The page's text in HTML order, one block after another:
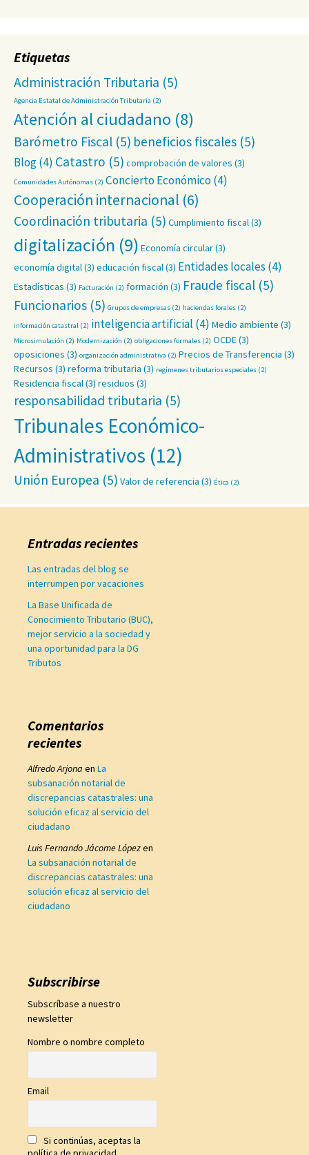
Etiquetas
Administración Tributaria (5)
Agencia Estatal de Administración Tributaria (2)
Atención al ciudadano (8)
Barómetro Fiscal (5) beneficios fiscales (5)
Blog(4) Catastro (5) comprobación de valores (3)
Comunidades Autónomas (2) Concierto Económico(4)
Cooperación internacional (6)
Coordinación tributaria (5) Cumplimiento fiscal(3)
digitalización (9) Economía circular(3)
economía digital(3) educación fiscal(3) Entidades locales (4)
Estadísticas (3) Facturación (2) formación (3) Fraude fiscal (5)
Funcionarios (5) Grupos de empresas (2) haciendas forales (2)
información catastral (2) inteligencia artificial (4) Medio ambiente (3)
Microsimulación (2) Modernización (2) obligaciones formales (2) OCDE(3)
oposiciones (3) organización administrativa (2) Precios de Transferencia (3)
Recursos (3) reforma tributaria (3) regímenes tributarios especiales (2)
Residencia fiscal(3) residuos (3)
responsabilidad tributaria (5)
Tribunales Económico-
Administrativos (12)
Unión Europea (5) Valor de referencia (3) Ética (2)
Entradas recientes
Las entradas del blog se
interrumpen por vacaciones
La Base Unificada de
Conocimiento Tributario (BUC),
mejor servicio a la sociedad y
una oportunidad para la DG
Tributos
Comentarios
recientes
Alfredo Arjona en La
subsanación notarial de
discrepancias catastrales: una
solución eficaz al servicio del
ciudadano
Luis Fernando Jácome Lópezen
La subsanación notarial de
discrepancias catastrales: una
solución eficaz al servicio del
ciudadano
Subscribirse
Subscríbase a nuestro
newsletter
Nombre o nombre completo
Email
Si continúas, aceptas la